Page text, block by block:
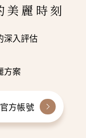
美麗時刻
深入評估
方案
官方帳號